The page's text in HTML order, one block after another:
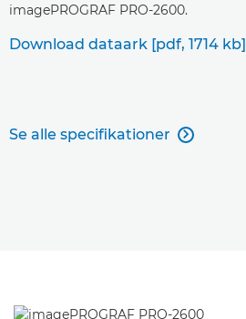
imagePROGRAF PRO-2600.
Download dataark [pdf, 1714 kb]
Se alle specifikationer 